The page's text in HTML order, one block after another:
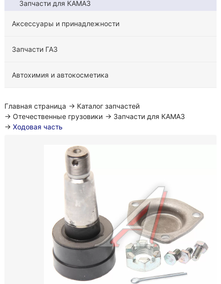
Запчасти для КАМАЗ
Аксессуары и принадлежности
Запчасти ГАЗ
Автохимия и автокосметика
Главная страница → Каталог запчастей
→ Отечественные грузовики → Запчасти для КАМАЗ
→ Ходовая часть